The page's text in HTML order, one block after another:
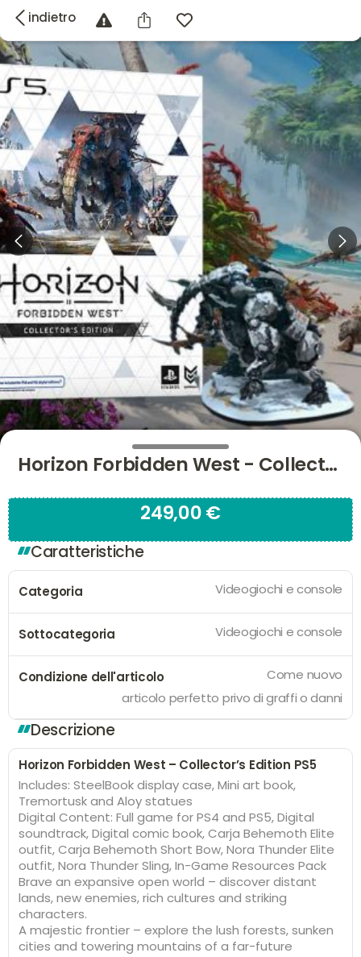
indietro
Horizon Forbidden West - Collector’s Edition PS5
249,00 €
Caratteristiche
Categoria Videogiochi e console
Sottocategoria Videogiochi e console
Condizione dell'articolo
Come nuovo
articolo perfetto privo di graffi o danni
Descrizione
Horizon Forbidden West – Collector’s Edition PS5
Includes: SteelBook display case, Mini art book,
Tremortusk and Aloy statues
Digital Content: Full game for PS4 and PS5, Digital
soundtrack, Digital comic book, Carja Behemoth Elite
outfit, Carja Behemoth Short Bow, Nora Thunder Elite
outfit, Nora Thunder Sling, In-Game Resources Pack
Brave an expansive open world – discover distant
lands, new enemies, rich cultures and striking
characters.
A majestic frontier – explore the lush forests, sunken
cities and towering mountains of a far-future